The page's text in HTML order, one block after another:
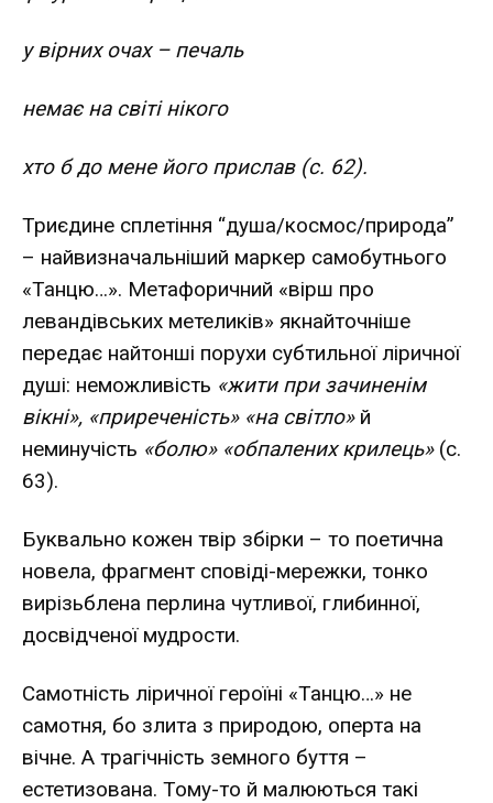
у вірних очах – печаль
немає на світі нікого
хто б до мене його прислав (с. 62).
Триєдине сплетіння “душа/космос/природа”
– найвизначальніший маркер самобутнього
«Танцю…». Метафоричний «вірш про
левандівських метеликів» якнайточніше
передає найтонші порухи субтильної ліричної
душі: неможливість «жити при зачиненім
вікні», «приреченість» «на світло» й
неминучість «болю» «обпалених крилець»(с.
63).
Буквально кожен твір збірки – то поетична
новела, фрагмент сповіді-мережки, тонко
вирізьблена перлина чутливої, глибинної,
досвідченої мудрости.
Самотність ліричної героїні «Танцю…» не
самотня, бо злита з природою, оперта на
вічне. А трагічність земного буття –
естетизована. Тому-то й малюються такі